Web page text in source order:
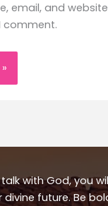
email, and
comment.
with God, you
future. Be